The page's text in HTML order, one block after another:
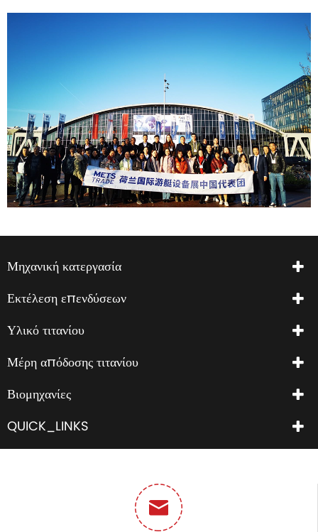
Μηχανική κατεργασία
Εκτέλεση επενδύσεων
Υλικό τιτανίου
Μέρη απόδοσης τιτανίου
Βιομηχανίες
QUICK_LINKS